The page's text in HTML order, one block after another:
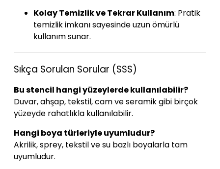
Kolay Temizlik ve Tekrar Kullanım: Pratik
temizlik imkanı sayesinde uzun ömürlü
kullanım sunar.
Sıkça Sorulan Sorular (SSS)
Bu stencil hangi yüzeylerde kullanılabilir?
Duvar, ahşap, tekstil, cam ve seramik gibi birçok
yüzeyde rahatlıkla kullanılabilir.
Hangi boya türleriyle uyumludur?
Akrilik, sprey, tekstil ve su bazlı boyalarla tam
uyumludur.